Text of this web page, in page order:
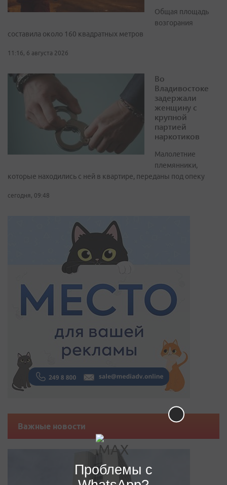
Общая площадь
возгорания
составила около 160 квадратных метров
11:16, 6 августа 2026
Во
Владивостоке
задержали
женщину с
крупной
партией
наркотиков
Малолетние
племянники,
которые находились с ней в квартире, переданы под опеку
сегодня, 09:48
Важные новости
Проблемы с